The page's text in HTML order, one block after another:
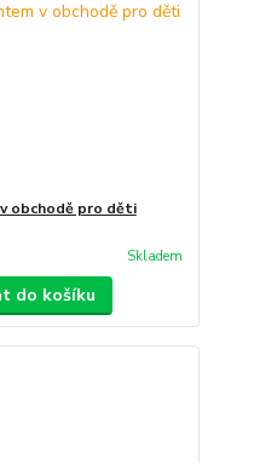
obchodě pro děti
Skladem
do košíku